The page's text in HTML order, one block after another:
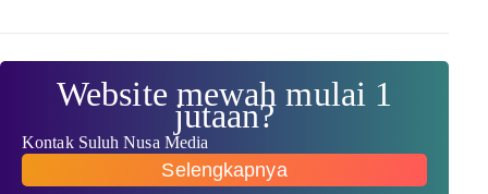
Website mewah mulai 1
jutaan?
Kontak Suluh Nusa Media
Selengkapnya